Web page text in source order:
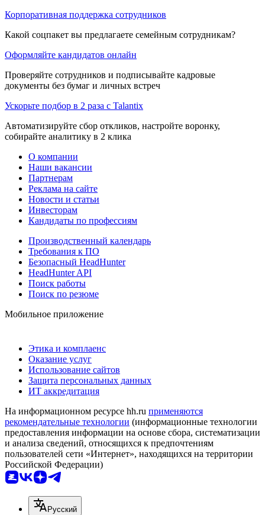
Корпоративная поддержка сотрудников
Какой соцпакет вы предлагаете семейным сотрудникам?
Оформляйте кандидатов онлайн
Проверяйте сотрудников и подписывайте кадровые
документы без бумаг и личных встреч
Ускорьте подбор в 2 раза с Talantix
Автоматизируйте сбор откликов, настройте воронку,
собирайте аналитику в 2 клика
О компании
Наши вакансии
Партнерам
Реклама на сайте
Новости и статьи
Инвесторам
Кандидаты по профессиям
Производственный календарь
Требования к ПО
Безопасный HeadHunter
HeadHunter API
Поиск работы
Поиск по резюме
Мобильное приложение
Этика и комплаенс
Оказание услуг
Использование сайтов
Защита персональных данных
ИТ аккредитация
На информационном ресурсе hh.ru применяются
рекомендательные технологии (информационные технологии
предоставления информации на основе сбора, систематизации
и анализа сведений, относящихся к предпочтениям
пользователей сети «Интернет», находящихся на территории
Российской Федерации)
Русский